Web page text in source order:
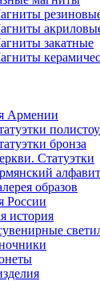
закатные
Армении
бронза
Статуэтки
алфавит
образов
России
история